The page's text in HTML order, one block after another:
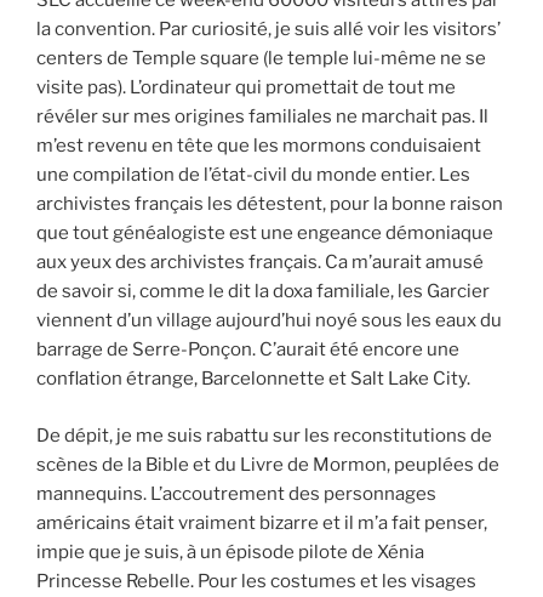
la convention. Par curiosité, je suis allé voir les visitors’
centers de Temple square (le temple lui-même ne se
visite pas). L’ordinateur qui promettait de tout me
révéler sur mes origines familiales ne marchait pas. Il
m’est revenu en tête que les mormons conduisaient
une compilation de l’état-civil du monde entier. Les
archivistes français les détestent, pour la bonne raison
que tout généalogiste est une engeance démoniaque
aux yeux des archivistes français. Ca m’aurait amusé
de savoir si, comme le dit la doxa familiale, les Garcier
viennent d’un village aujourd’hui noyé sous les eaux du
barrage de Serre-Ponçon. C’aurait été encore une
conflation étrange, Barcelonnette et Salt Lake City.
De dépit, je me suis rabattu sur les reconstitutions de
scènes de la Bible et du Livre de Mormon, peuplées de
mannequins. L’accoutrement des personnages
américains était vraiment bizarre et il m’a fait penser,
impie que je suis, à un épisode pilote de Xénia
Princesse Rebelle. Pour les costumes et les visages